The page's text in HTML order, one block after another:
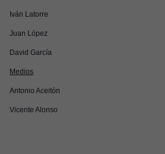
Iván Latorre
Juan López
David García
Medios
Antonio Aceitón
Vicente Alonso